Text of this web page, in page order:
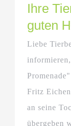
Ihre
guten
Liebe
Fritz
an seine
übergeben